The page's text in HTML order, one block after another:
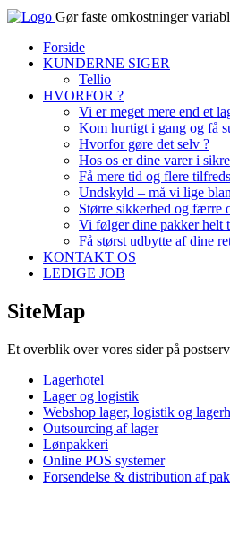
Gør faste omkostninger
Forside
KUNDERNE SIGER
Tellio
HVORFOR ?
Vi er meget mere end et
Kom hurtigt i gang og få
Hvorfor gøre det selv ?
Hos os er dine varer i
Få mere tid og flere
Undskyld – må vi lige
Større sikkerhed og færre
Vi følger dine pakker helt
Få størst udbytte af dine
KONTAKT OS
LEDIGE JOB
SiteMap
Et overblik over vores sider på
Lagerhotel
Lager og logistik
Webshop lager, logistik og
Outsourcing af lager
Lønpakkeri
Online POS systemer
Forsendelse & distribution af